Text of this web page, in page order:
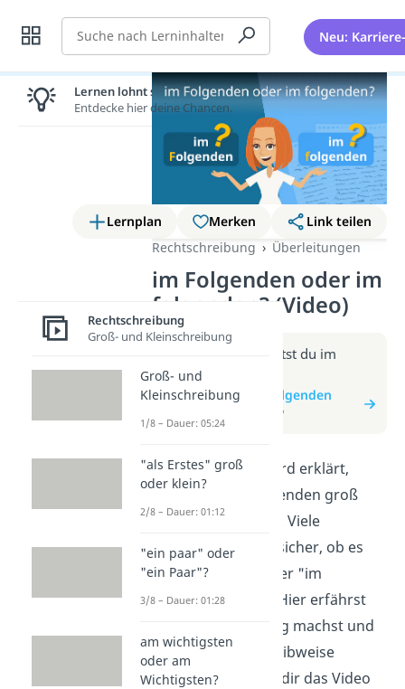
Suche Neu:
Lernplan Merken
Link teilen
Rechtschreibung
Überleitungen
im Folgenden oder im
folgenden? (Video)
Weitere Infos erhältst du im
Beitrag zum Video
zum Beitrag: im Folgenden
oder im folgenden?
In diesem Video wird erklärt,
wann man im Folgenden groß
oder klein schreibt. Viele
Menschen sind unsicher, ob es
"im folgenden" oder "im
Folgenden" heißt. Hier erfährst
du, wie du es richtig machst und
kannst deine Schreibweise
verbessern. Schau dir das Video
Lernen lohnt sich!
Entdecke hier deine Chancen.
Rechtschreibung
Groß- und Kleinschreibung
Groß- und
Kleinschreibung
1/8 – Dauer: 05:24
"als Erstes" groß
oder klein?
2/8 – Dauer: 01:12
"ein paar" oder
"ein Paar"?
3/8 – Dauer: 01:28
am wichtigsten
oder am
Wichtigsten?